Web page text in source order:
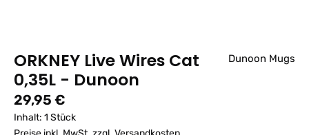
ORKNEY Live Wires Cat
0,35L - Dunoon
Dunoon Mugs
Regulärer Preis:
29,95 €
Inhalt: 1 Stück